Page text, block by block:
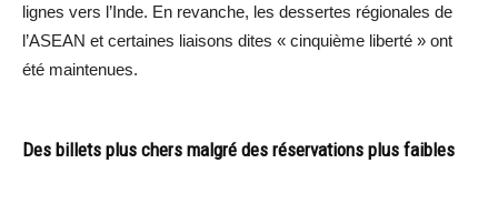
lignes vers l’Inde. En revanche, les dessertes régionales de
l’ASEAN et certaines liaisons dites « cinquième liberté » ont
été maintenues.
Des billets plus chers malgré des réservations plus faibles